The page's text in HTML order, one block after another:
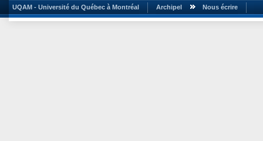
UQAM - Université du Québec à Montréal Archipel Nous écrire